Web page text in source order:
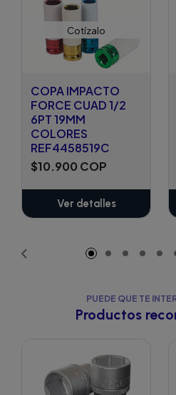
Cotízalo
COPA IMPACTO
FORCE CUAD 1/2
6PT 19MM
COLORES
REF4458519C
$10.900 COP
Ver detalles
PUEDE QUE TE
Productos